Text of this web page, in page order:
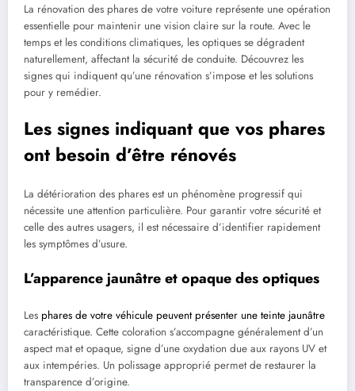
La rénovation des phares de votre voiture représente une opération
essentielle pour maintenir une vision claire sur la route. Avec le
temps et les conditions climatiques, les optiques se dégradent
naturellement, affectant la sécurité de conduite. Découvrez les
signes qui indiquent qu’une rénovation s’impose et les solutions
pour y remédier.
Les signes indiquant que vos phares
ont besoin d’être rénovés
La détérioration des phares est un phénomène progressif qui
nécessite une attention particulière. Pour garantir votre sécurité et
celle des autres usagers, il est nécessaire d’identifier rapidement
les symptômes d’usure.
L’apparence jaunâtre et opaque des optiques
Les phares de votre véhicule peuvent présenter une teinte jaunâtre
caractéristique. Cette coloration s’accompagne généralement d’un
aspect mat et opaque, signe d’une oxydation due aux rayons UV et
aux intempéries. Un polissage approprié permet de restaurer la
transparence d’origine.